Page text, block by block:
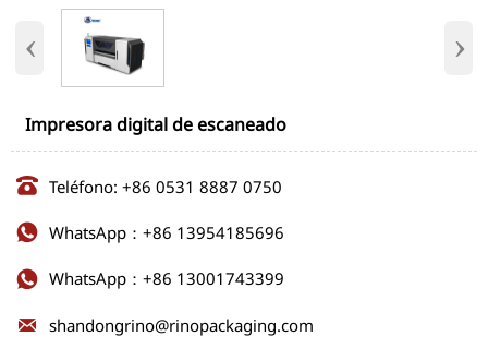
‹ ›
Impresora digital de escaneado
 Teléfono: +86 0531 8887 0750
 WhatsApp：+86 13954185696
 WhatsApp：+86 13001743399
 shandongrino@rinopackaging.com